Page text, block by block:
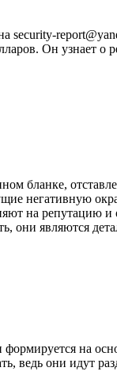
Он узнает о
бланке,
негативную
на репутацию и
они являются
на
ведь они идут